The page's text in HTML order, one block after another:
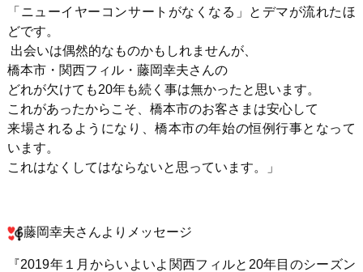
「ニューイヤーコンサートがなくなる」とデマが流れたほ
どです。
出会いは偶然的なものかもしれませんが、
橋本市・関西フィル・藤岡幸夫さんの
どれが欠けても20年も続く事は無かったと思います。
これがあったからこそ、橋本市のお客さまは安心して
来場されるようになり、橋本市の年始の恒例行事となって
います。
これはなくしてはならないと思っています。」
藤岡幸夫さんよりメッセージ
『2019年１月からいよいよ関西フィルと20年目のシーズン